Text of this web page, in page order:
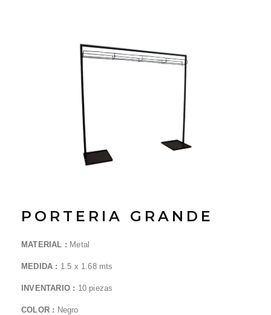
PORTERIA GRANDE
MATERIAL : Metal
MEDIDA : 1.5 x 1.68 mts
INVENTARIO : 10 piezas
COLOR : Negro